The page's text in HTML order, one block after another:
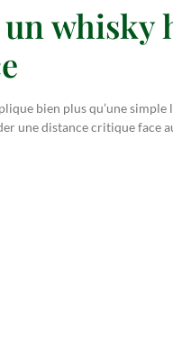
whisky
bien plus qu’une
une distance critique face